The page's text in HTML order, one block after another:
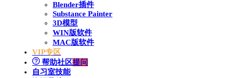
Blender插件
Substance Painter
3D模型
WIN版软件
MAC版软件
VIP专区
帮助社区提问
自习室技能